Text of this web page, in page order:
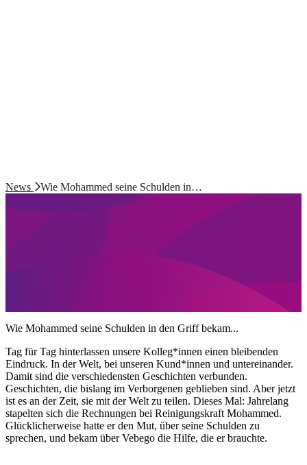
News Wie Mohammed seine Schulden in…
Wie Mohammed seine Schulden in den Griff bekam...
Tag für Tag hinterlassen unsere Kolleg*innen einen bleibenden
Eindruck. In der Welt, bei unseren Kund*innen und untereinander.
Damit sind die verschiedensten Geschichten verbunden.
Geschichten, die bislang im Verborgenen geblieben sind. Aber jetzt
ist es an der Zeit, sie mit der Welt zu teilen. Dieses Mal: Jahrelang
stapelten sich die Rechnungen bei Reinigungskraft Mohammed.
Glücklicherweise hatte er den Mut, über seine Schulden zu
sprechen, und bekam über Vebego die Hilfe, die er brauchte.